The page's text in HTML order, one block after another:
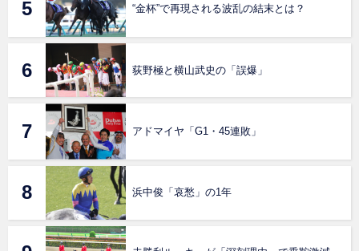
“金杯”で再現される波乱の結末とは？
荻野極と横山武史の「誤爆」
アドマイヤ「G1・45連敗」
浜中俊「哀愁」の1年